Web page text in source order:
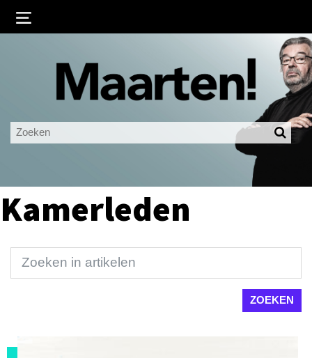
Ingelogd blijven
LOGIN
Kamerleden